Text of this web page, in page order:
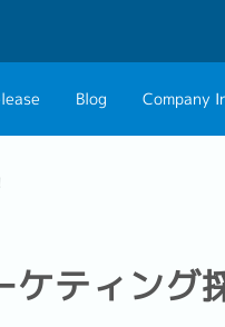
Blog Company
Group CEO
ケティング